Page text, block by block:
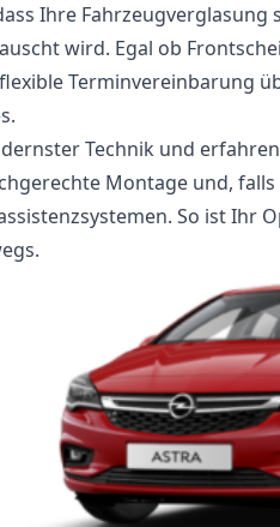
Ihre Fahrzeugverglasung
wird. Egal ob
Terminvereinbarung
Technik und
Montage und,
So ist Ihr